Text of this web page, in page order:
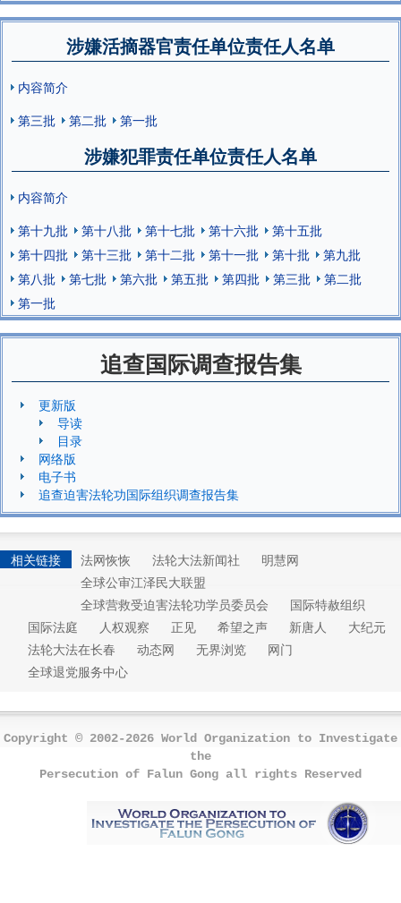
涉嫌活摘器官责任单位责任人名单
内容简介
第三批
第二批 第一批
涉嫌犯罪责任单位责任人名单
内容简介
第十九批
第十八批 第十七批 第十六批
第十五批
第十四批
第十三批 第十二批 第十一批 第十批
第九批
第八批
第七批 第六批 第五批 第四批 第三批
第二批
第一批
追查国际调查报告集
更新版
导读
目录
网络版
电子书
追查迫害法轮功国际组织调查报告集
相关链接 法网恢恢 法轮大法新闻社
明慧网
全球公审江泽民大联盟
全球营救受迫害法轮功学员委员会
国际特赦组织
国际法庭
人权观察 正见 希望之声 新唐人
大纪元
法轮大法在长春
动态网 无界浏览
网门
全球退党服务中心
Copyright © 2002-2026 World Organization to Investigate
the
Persecution of Falun Gong all rights Reserved